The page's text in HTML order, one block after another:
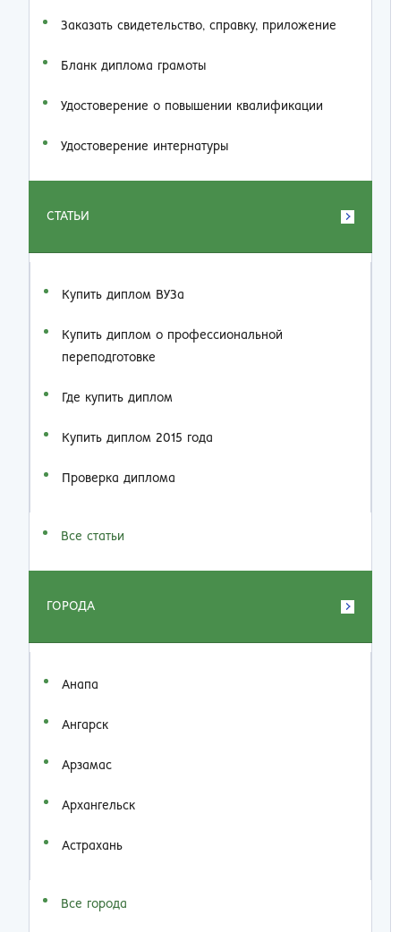
Заказать cвидетельство, справку, приложение
Бланк диплома грамоты
Удостоверение о повышении квалификации
Удостоверение интернатуры
СТАТЬИ
Купить диплом ВУЗа
Купить диплом о профессиональной
переподготовке
Где купить диплом
Купить диплом 2015 года
Проверка диплома
Все статьи
ГОРОДА
Анапа
Ангарск
Арзамас
Архангельск
Астрахань
Все города